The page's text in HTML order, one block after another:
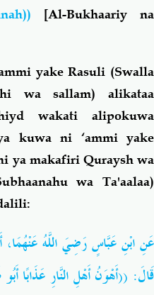
[Al-Bukhaariy na
yake Rasuli (Swalla
wa sallam) alikataa
wakati alipokuwa
kuwa ni ‘ammi yake
ya makafiri Quraysh wa
wa Ta'aalaa)
عَنِ ابْنِ عَبَّاسٍ رَضِيَ اللَّهُ
قَالَ: ((أَهْوَنُ أَهْلِ النَّارِ عَذَابًا